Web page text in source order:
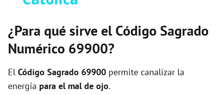
V
i
¿Para qué sirve el Código Sagrado
Numérico 69900?
El Código Sagrado 69900 permite canalizar la
energía para el mal de ojo.